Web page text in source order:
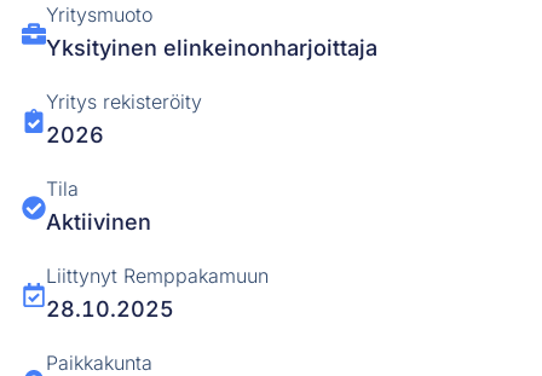
Yritysmuoto
Yksityinen elinkeinonharjoittaja
Yritys rekisteröity
2026
Tila
Aktiivinen
Liittynyt Remppakamuun
28.10.2025
Paikkakunta